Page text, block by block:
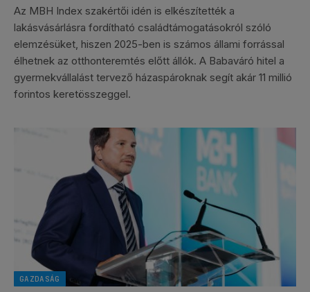
Az MBH Index szakértői idén is elkészítették a
lakásvásárlásra fordítható családtámogatásokról szóló
elemzésüket, hiszen 2025-ben is számos állami forrással
élhetnek az otthonteremtés előtt állók. A Babaváró hitel a
gyermekvállalást tervező házaspároknak segít akár 11 millió
forintos keretösszeggel.
GAZDASÁG